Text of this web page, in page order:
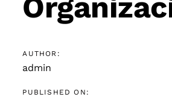
AUTHOR:
admin
PUBLISHED ON: